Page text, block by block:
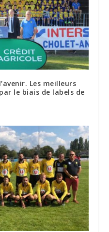
Les meilleurs
le biais de labels de